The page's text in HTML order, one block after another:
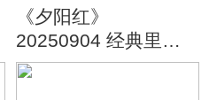
《夕阳红》
20250904 经典里的
养生·红楼梦 第2集 贾